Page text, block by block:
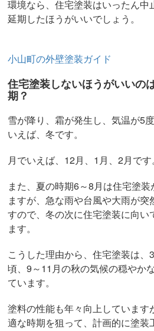
環境なら、住宅塗装はいったん中
延期したほうがいいでしょう。
小山町の外壁塗装ガイド
住宅塗装しないほうがいいの
期？
雪が降り、霜が発生し、気温が5
いえば、冬です。
月でいえば、12月、1月、2月です。
また、夏の時期6～8月は住宅塗
ますが、急な雨や台風や大雨が突
すので、冬の次に住宅塗装に向い
ます。
こうした理由から、住宅塗装は
頃、9～11月の秋の気候の穏やか
ています。
塗料の性能も年々向上しています
適な時期を狙って、計画的に塗装